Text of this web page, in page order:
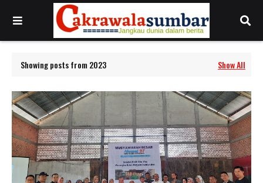
Showing posts from 2023 Show All